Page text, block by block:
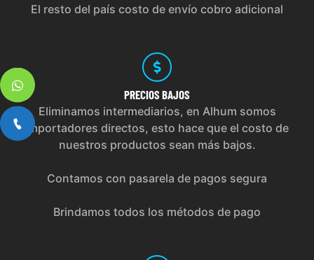
El resto del país costo de envío cobro adicional
PRECIOS BAJOS
Eliminamos intermediarios, en Alhum somos
importadores directos, esto hace que el costo de
nuestros productos sean más bajos.
Contamos con pasarela de pagos segura
Brindamos todos los métodos de pago